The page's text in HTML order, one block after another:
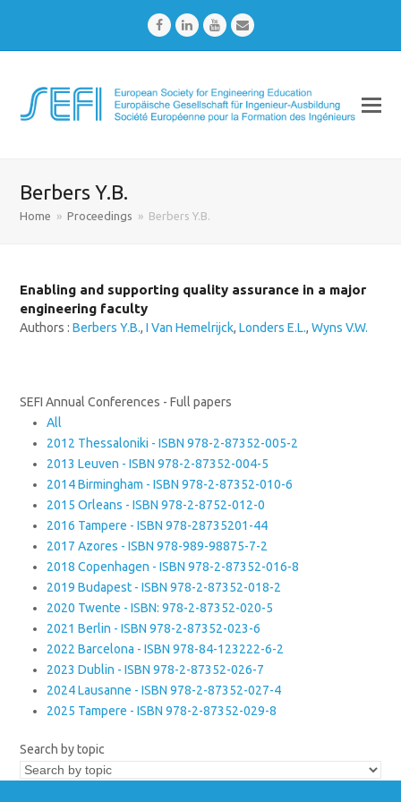
FacebookLinkedInYoutubeEmail
Berbers Y.B.
Home » Proceedings » Berbers Y.B.
Enabling and supporting quality assurance in a major
engineering faculty
Authors :Berbers Y.B.,I Van Hemelrijck,Londers E.L.,Wyns V.W.
SEFI Annual Conferences - Full papers
All
2012 Thessaloniki - ISBN 978-2-87352-005-2
2013 Leuven - ISBN 978-2-87352-004-5
2014 Birmingham - ISBN 978-2-87352-010-6
2015 Orleans - ISBN 978-2-8752-012-0
2016 Tampere - ISBN 978-28735201-44
2017 Azores - ISBN 978-989-98875-7-2
2018 Copenhagen - ISBN 978-2-87352-016-8
2019 Budapest - ISBN 978-2-87352-018-2
2020 Twente - ISBN: 978-2-87352-020-5
2021 Berlin - ISBN 978-2-87352-023-6
2022 Barcelona - ISBN 978-84-123222-6-2
2023 Dublin - ISBN 978-2-87352-026-7
2024 Lausanne - ISBN 978-2-87352-027-4
2025 Tampere - ISBN 978-2-87352-029-8
Search by topic